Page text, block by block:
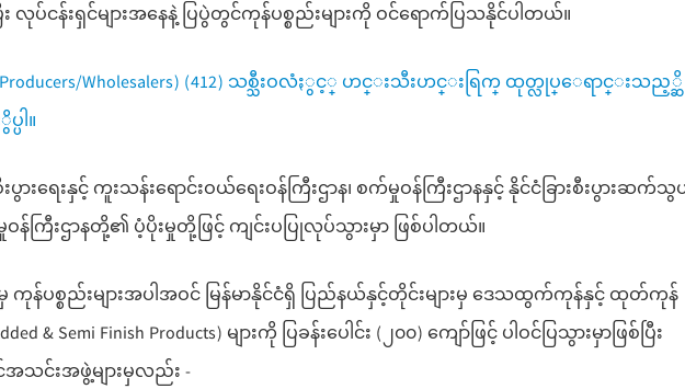
း လုပ်ငန်းရှင်များအနေနဲ့ ပြပွဲတွင်ကုန်ပစ္စည်းများကို ဝင်ရောက်ပြသနိုင်ပါတယ်။
(Producers/Wholesalers) (412) သစ္သီးဝလံႏွင့္ ဟင္းသီးဟင္းရြက္ ထုတ္လုပ္ေရာင္းသည့္
ါ။
ားရေးနှင့် ကူးသန်းရောင်းဝယ်ရေးဝန်ကြီးဌာန၊ စက်မှုဝန်ကြီးဌာနနှင့် နိုင်ငံခြားစီးပွားဆက်
မှုဝန်ကြီးဌာနတို့၏ ပံ့ပိုးမှုတို့ဖြင့် ကျင်းပပြုလုပ်သွားမှာ ဖြစ်ပါတယ်။
ကုန်ပစ္စည်းများအပါအဝင် မြန်မာနိုင်ငံရှိ ပြည်နယ်နှင့်တိုင်းများမှ ဒေသထွက်ကုန်နှင့် ထုတ်ကုန်
& Semi Finish Products) များကို ပြခန်းပေါင်း (၂၀၀) ကျော်ဖြင့် ပါဝင်ပြသွားမှာဖြစ်ပြီး
သင်းအဖွဲ့များမှလည်း -